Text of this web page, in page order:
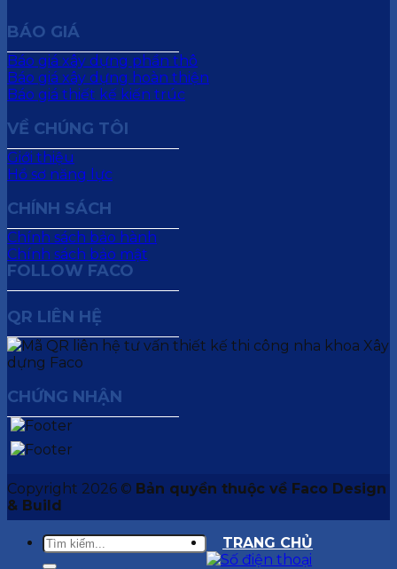
BÁO GIÁ
Báo giá xây dựng phần thô
Báo giá xây dựng hoàn thiện
Báo giá thiết kế kiến trúc
VỀ CHÚNG TÔI
Giới thiệu
Hồ sơ năng lực
CHÍNH SÁCH
Chính sách bảo hành
Chính sách bảo mật
FOLLOW FACO
QR LIÊN HỆ
CHỨNG NHẬN
Copyright 2026 © Bản quyền thuộc về Faco Design
& Build
TRANG CHỦ